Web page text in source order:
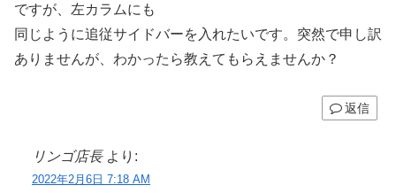
ですが、左カラムにも
同じように追従サイドバーを入れたいです。突然で申し訳
ありませんが、わかったら教えてもらえませんか？
返信
リンゴ店長 より:
2022年2月6日 7:18 AM